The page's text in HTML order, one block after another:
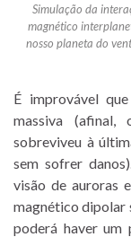
Simulação da
magnético
nosso planeta do
É improvável
massiva
sobreviveu à
sem sofrer
visão de auroras
magnético dipolar
poderá haver um